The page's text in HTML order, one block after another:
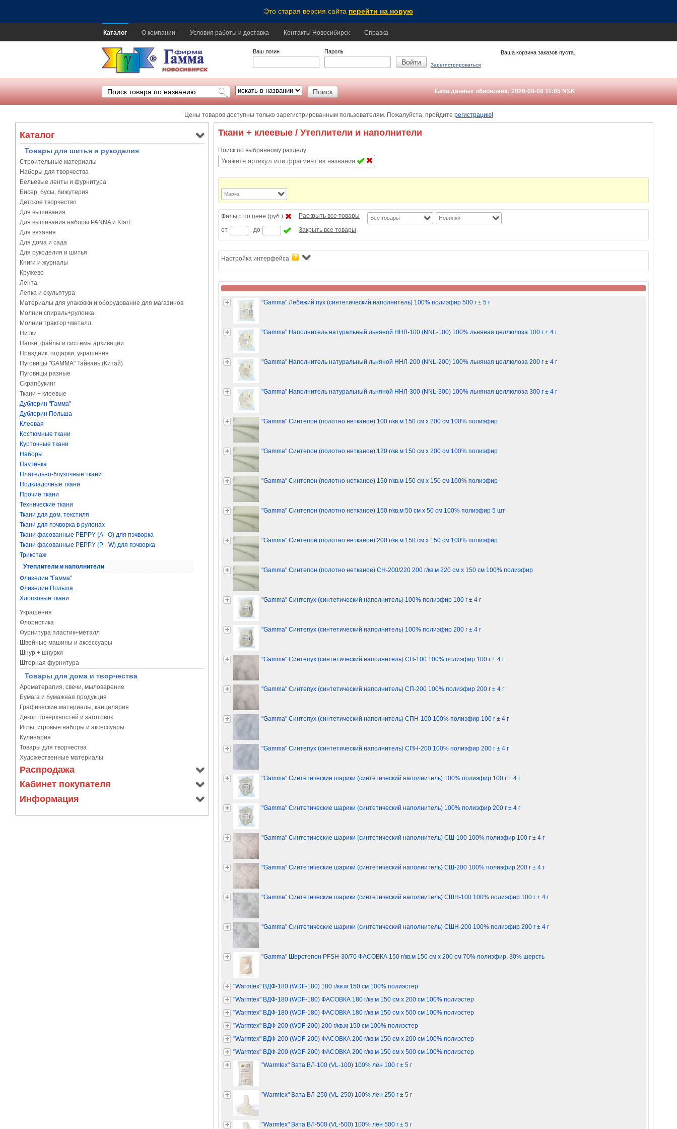
Это старая версия сайта перейти на новую
Каталог О компании Условия работы и доставка Контакты Новосибирск Справка
Ваш логин Пароль
Зарегистрироваться
Ваша корзина заказов пуста.
База данных обновлена: 2026-08-08 11:05 NSK
Цены товаров доступны только зарегистрированным пользователям. Пожалуйста, пройдите регистрацию!
Каталог
Товары для шитья и рукоделия
Строительные материалы
Наборы для творчества
Бельевые ленты и фурнитура
Бисер, бусы, бижутерия
Детское творчество
Для вышивания
Для вышивания наборы PANNA и Klart
Для вязания
Для дома и сада
Для рукоделия и шитья
Книги и журналы
Кружево
Лента
Лепка и скульптура
Материалы для упаковки и оборудование для магазинов
Молнии спираль+рулонка
Молнии трактор+металл
Нитки
Папки, файлы и системы архивации
Праздник, подарки, украшения
Пуговицы "GAMMA" Тайвань (Китай)
Пуговицы разные
Скрапбукинг
Ткани + клеевые
Дублерин "Гамма"
Дублерин Польша
Клеевая
Костюмные ткани
Курточные ткани
Наборы
Паутинка
Плательно-блузочные ткани
Подкладочные ткани
Прочие ткани
Технические ткани
Ткани для дом. текстиля
Ткани для пэчворка в рулонах
Ткани фасованные PEPPY (A - O) для пэчворка
Ткани фасованные PEPPY (P - W) для пэчворка
Трикотаж
Утеплители и наполнители
Флизелин "Гамма"
Флизелин Польша
Хлопковые ткани
Украшения
Флористика
Фурнитура пластик+металл
Швейные машины и аксессуары
Шнур + шнурки
Шторная фурнитура
Товары для дома и творчества
Ароматерапия, свечи, мыловарение
Бумага и бумажная продукция
Графические материалы, канцелярия
Декор поверхностей и заготовок
Игры, игровые наборы и аксессуары
Кулинария
Товары для творчества
Художественные материалы
Распродажа
Кабинет покупателя
Информация
Ткани + клеевые / Утеплители и наполнители
Поиск по выбранному разделу
Марка
Фильтр по цене (руб.)
от
до
Раскрыть все товары
Закрыть все товары
Все товары Новинки
Настройка интерфейса
"Gamma" Лебяжий пух (синтетический наполнитель) 100% полиэфир 500 г ± 5 г
"Gamma" Наполнитель натуральный льняной ННЛ-100 (NNL-100) 100% льняная целлюлоза 100 г ± 4 г
"Gamma" Наполнитель натуральный льняной ННЛ-200 (NNL-200) 100% льняная целлюлоза 200 г ± 4 г
"Gamma" Наполнитель натуральный льняной ННЛ-300 (NNL-300) 100% льняная целлюлоза 300 г ± 4 г
"Gamma" Синтепон (полотно нетканое) 100 г/кв.м 150 см х 200 см 100% полиэфир
"Gamma" Синтепон (полотно нетканое) 120 г/кв.м 150 см х 200 см 100% полиэфир
"Gamma" Синтепон (полотно нетканое) 150 г/кв.м 150 см х 150 см 100% полиэфир
"Gamma" Синтепон (полотно нетканое) 150 г/кв.м 50 см х 50 см 100% полиэфир 5 шт
"Gamma" Синтепон (полотно нетканое) 200 г/кв.м 150 см х 150 см 100% полиэфир
"Gamma" Синтепон (полотно нетканое) СН-200/220 200 г/кв.м 220 см х 150 см 100% полиэфир
"Gamma" Синтепух (синтетический наполнитель) 100% полиэфир 100 г ± 4 г
"Gamma" Синтепух (синтетический наполнитель) 100% полиэфир 200 г ± 4 г
"Gamma" Синтепух (синтетический наполнитель) СП-100 100% полиэфир 100 г ± 4 г
"Gamma" Синтепух (синтетический наполнитель) СП-200 100% полиэфир 200 г ± 4 г
"Gamma" Синтепух (синтетический наполнитель) СПН-100 100% полиэфир 100 г ± 4 г
"Gamma" Синтепух (синтетический наполнитель) СПН-200 100% полиэфир 200 г ± 4 г
"Gamma" Синтетические шарики (синтетический наполнитель) 100% полиэфир 100 г ± 4 г
"Gamma" Синтетические шарики (синтетический наполнитель) 100% полиэфир 200 г ± 4 г
"Gamma" Синтетические шарики (синтетический наполнитель) СШ-100 100% полиэфир 100 г ± 4 г
"Gamma" Синтетические шарики (синтетический наполнитель) СШ-200 100% полиэфир 200 г ± 4 г
"Gamma" Синтетические шарики (синтетический наполнитель) СШН-100 100% полиэфир 100 г ± 4 г
"Gamma" Синтетические шарики (синтетический наполнитель) СШН-200 100% полиэфир 200 г ± 4 г
"Gamma" Шерстепон PFSH-30/70 ФАСОВКА 150 г/кв.м 150 см х 200 см 70% полиэфир, 30% шерсть
"Warmtex" ВДФ-180 (WDF-180) 180 г/кв.м 150 см 100% полиэстер
"Warmtex" ВДФ-180 (WDF-180) ФАСОВКА 180 г/кв.м 150 см х 200 см 100% полиэстер
"Warmtex" ВДФ-180 (WDF-180) ФАСОВКА 180 г/кв.м 150 см х 500 см 100% полиэстер
"Warmtex" ВДФ-200 (WDF-200) 200 г/кв.м 150 см 100% полиэстер
"Warmtex" ВДФ-200 (WDF-200) ФАСОВКА 200 г/кв.м 150 см х 200 см 100% полиэстер
"Warmtex" ВДФ-200 (WDF-200) ФАСОВКА 200 г/кв.м 150 см х 500 см 100% полиэстер
"Warmtex" Вата ВЛ-100 (VL-100) 100% лён 100 г ± 5 г
"Warmtex" Вата ВЛ-250 (VL-250) 100% лён 250 г ± 5 г
"Warmtex" Вата ВЛ-500 (VL-500) 100% лён 500 г ± 5 г